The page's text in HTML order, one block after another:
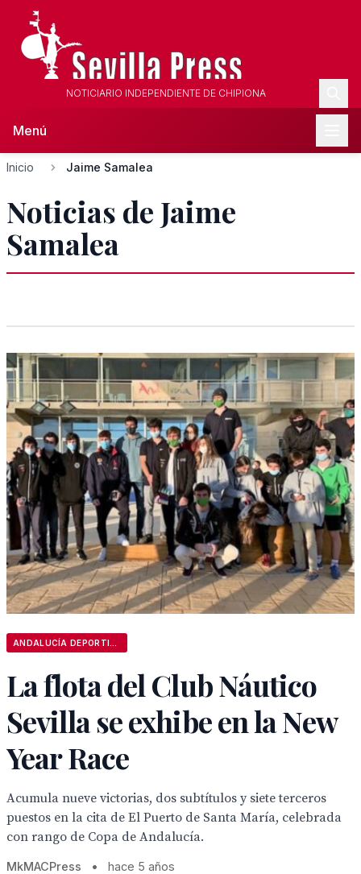
NOTICIARIO INDEPENDIENTE DE CHIPIONA
Menú
Inicio Jaime Samalea
Noticias de Jaime
Samalea
La flota del Club Náutico
Sevilla se exhibe en la New
Year Race
Acumula nueve victorias, dos subtítulos y siete terceros
puestos en la cita de El Puerto de Santa María, celebrada
con rango de Copa de Andalucía.
MkMACPress • hace 5 años